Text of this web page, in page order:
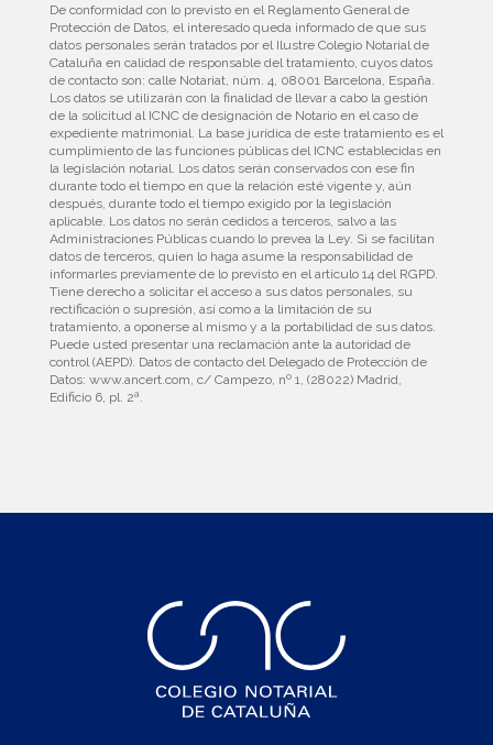
De conformidad con lo previsto en el Reglamento General de
Protección de Datos, el interesado queda informado de que sus
datos personales serán tratados por el Ilustre Colegio Notarial de
Cataluña en calidad de responsable del tratamiento, cuyos datos
de contacto son: calle Notariat, núm. 4, 08001 Barcelona, España.
Los datos se utilizarán con la finalidad de llevar a cabo la gestión
de la solicitud al ICNC de designación de Notario en el caso de
expediente matrimonial. La base jurídica de este tratamiento es el
cumplimiento de las funciones públicas del ICNC establecidas en
la legislación notarial. Los datos serán conservados con ese fin
durante todo el tiempo en que la relación esté vigente y, aún
después, durante todo el tiempo exigido por la legislación
aplicable. Los datos no serán cedidos a terceros, salvo a las
Administraciones Públicas cuando lo prevea la Ley. Si se facilitan
datos de terceros, quien lo haga asume la responsabilidad de
informarles previamente de lo previsto en el artículo 14 del RGPD.
Tiene derecho a solicitar el acceso a sus datos personales, su
rectificación o supresión, así como a la limitación de su
tratamiento, a oponerse al mismo y a la portabilidad de sus datos.
Puede usted presentar una reclamación ante la autoridad de
control (AEPD). Datos de contacto del Delegado de Protección de
Datos: www.ancert.com, c/ Campezo, nº 1, (28022) Madrid,
Edificio 6, pl. 2ª.